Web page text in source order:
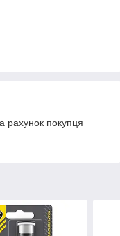
рахунок покупця